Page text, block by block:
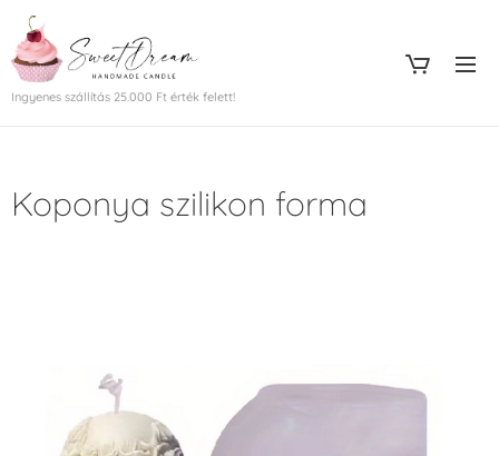
Ingyenes szállítás 25.000 Ft érték felett!
Koponya szilikon forma